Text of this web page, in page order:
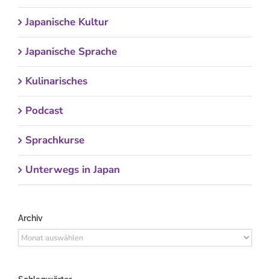
Japanische Kultur
Japanische Sprache
Kulinarisches
Podcast
Sprachkurse
Unterwegs in Japan
Archiv
Archiv